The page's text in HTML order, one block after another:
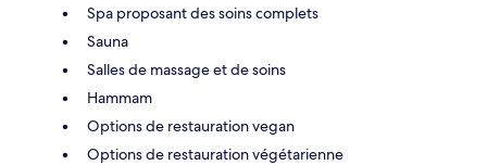
Spa proposant des soins complets
Sauna
Salles de massage et de soins
Hammam
Options de restauration vegan
Options de restauration végétarienne